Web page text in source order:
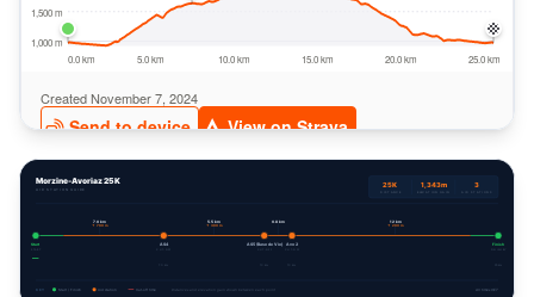
Morzine-Avoriaz 25K
AID STATION GUIDE
25K 1,343m 3
7.0 km
↑ 700m
5.5 km
↑ 300m
0.8km 12km
↑ 200m
Start
—
AS4 AS5 (Base de Vie) Avo 2 Finish
KEY Start / Finish Aid station Cut-off time Distances and elevation gain shown between each point All times CET